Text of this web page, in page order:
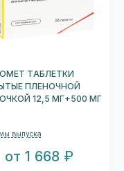
ТАБЛЕТКИ
ПЛЕНОЧНОЙ
12,5 МГ+500 МГ
выпуска
от 1 668 ₽